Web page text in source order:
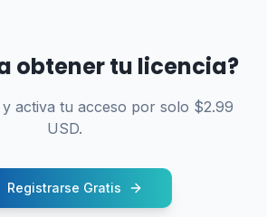
obtener tu licencia?
activa tu acceso por solo $2.99
USD.
Registrarse Gratis